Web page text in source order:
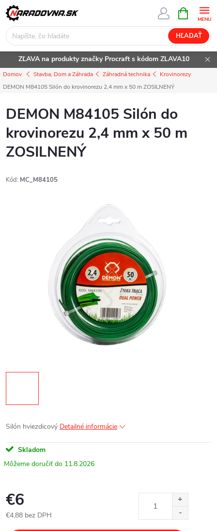
Prejsť
na
obsah
HĽADAŤ
KOŠÍK
ZĽAVA na produkty značky Procraft s kódom ZLAVA10
Domov Stavba, Dom a Záhrada Záhradná technika
Krovinorezy
DEMON M84105 Silón do krovinorezu 2,4 mm x 50 m ZOSILNENÝ
DEMON M84105 Silón do
krovinorezu 2,4 mm x 50 m
ZOSILNENÝ
Kód: MC_M84105
Silón hviezdicový Detailné informácie
Skladom
11.8.2026
€6
€4,88 bez DPH